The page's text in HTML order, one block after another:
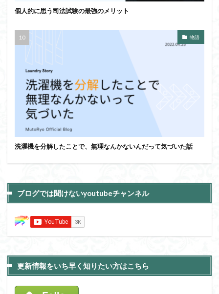
個人的に思う司法試験の最強のメリット
物語
洗濯機を分解したことで、無理なんかないんだって気づいた話
ブログでは聞けないyoutubeチャンネル
更新情報をいち早く知りたい方はこちら